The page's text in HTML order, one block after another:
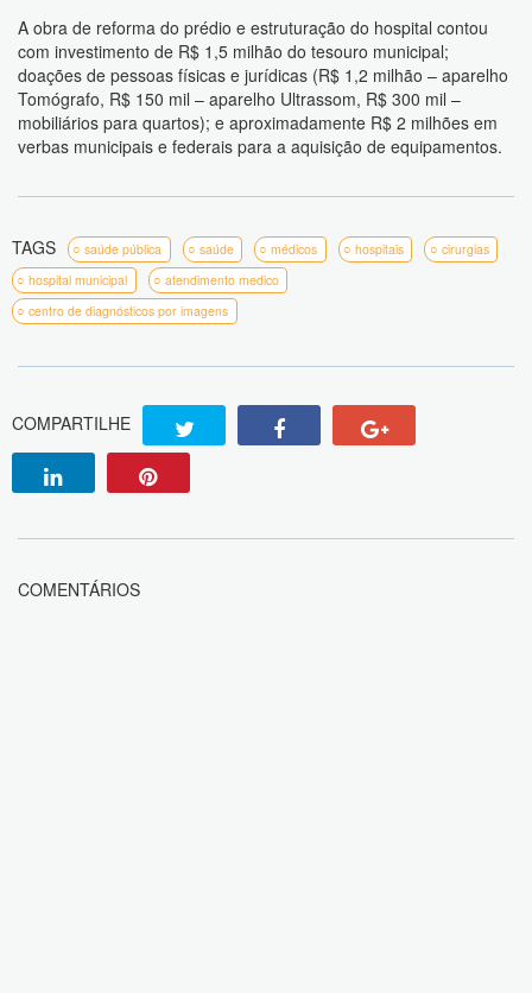
A obra de reforma do prédio e estruturação do hospital contou
com investimento de R$ 1,5 milhão do tesouro municipal;
doações de pessoas físicas e jurídicas (R$ 1,2 milhão – aparelho
Tomógrafo, R$ 150 mil – aparelho Ultrassom, R$ 300 mil –
mobiliários para quartos); e aproximadamente R$ 2 milhões em
verbas municipais e federais para a aquisição de equipamentos.
TAGS saúde pública saúde médicos hospitais
cirurgias
hospital municipal
atendimento medico
centro de diagnósticos por imagens
COMPARTILHE
COMENTÁRIOS